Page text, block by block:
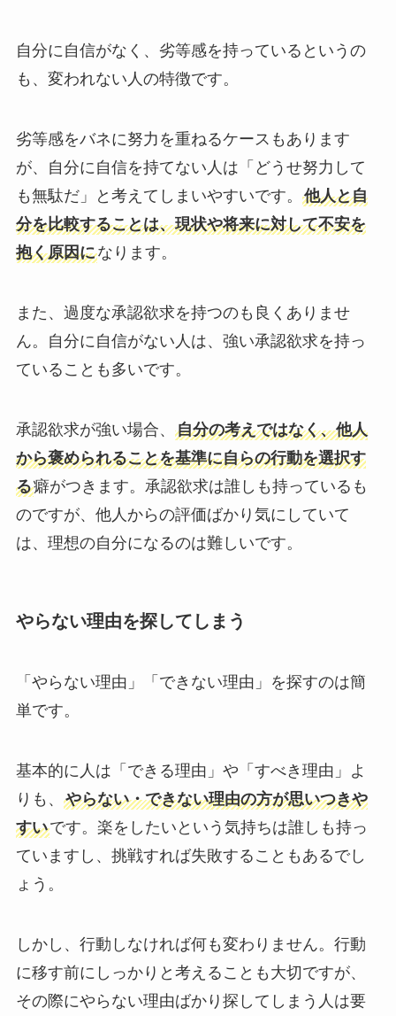
自分に自信がなく、劣等感を持っているというの
も、変われない人の特徴です。
劣等感をバネに努力を重ねるケースもあります
が、自分に自信を持てない人は「どうせ努力して
も無駄だ」と考えてしまいやすいです。 他人と自
分を比較することは、現状や将来に対して不安を
抱く原因になります。
また、過度な承認欲求を持つのも良くありませ
ん。自分に自信がない人は、強い承認欲求を持っ
ていることも多いです。
承認欲求が強い場合、 自分の考えではなく、他人
から褒められることを基準に自らの行動を選択す
る癖がつきます。承認欲求は誰しも持っているも
のですが、他人からの評価ばかり気にしていて
は、理想の自分になるのは難しいです。
やらない理由を探してしまう
「やらない理由」「できない理由」を探すのは簡
単です。
基本的に人は「できる理由」や「すべき理由」よ
りも、 やらない・できない理由の方が思いつきや
すいです。楽をしたいという気持ちは誰しも持っ
ていますし、挑戦すれば失敗することもあるでし
ょう。
しかし、行動しなければ何も変わりません。行動
に移す前にしっかりと考えることも大切ですが、
その際にやらない理由ばかり探してしまう人は要